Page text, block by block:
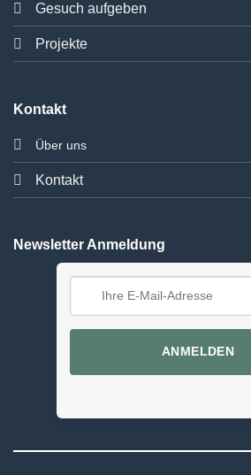
Gesuch aufgeben
Projekte
Kontakt
Über uns
Kontakt
Newsletter Anmeldung
ANMELDEN